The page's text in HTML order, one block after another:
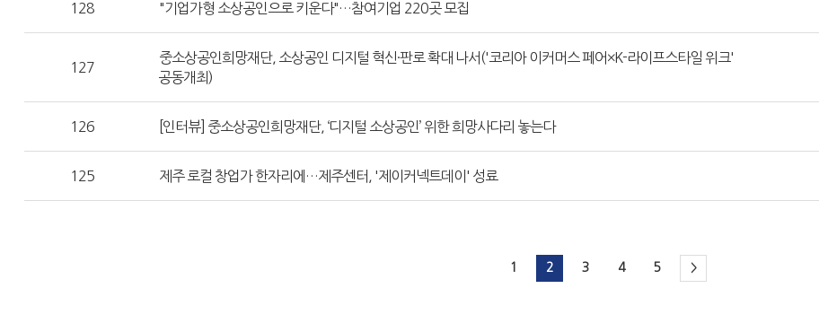
128 "기업가형 소상공인으로 키운다"…참여기업 220곳 모집
127
중소상공인희망재단, 소상공인 디지털 혁신·판로 확대 나서('코리아 이커머스 페어×K-라이프스타일 위크'
공동개최)
126 [인터뷰] 중소상공인희망재단, ‘디지털 소상공인’ 위한 희망사다리 놓는다
125 제주 로컬 창업가 한자리에…제주센터, '제이커넥트데이' 성료
1 2 3 4 5 >